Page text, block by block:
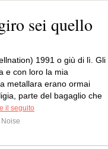
sei quello
1991 o giù di lì. Gli
e con loro la mia
metallara erano ormai
parte del bagaglio che
il seguito